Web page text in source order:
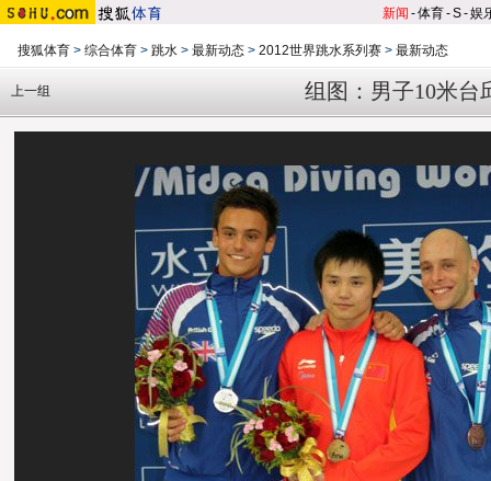
新闻 -体育-S-娱
搜狐体育 > 综合体育 > 跳水 > 最新动态 > 2012世界跳水系列赛 > 最新动态
组图：男子10米台
上一组